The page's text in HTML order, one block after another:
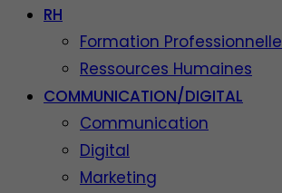
RH
Formation Professionnelle
Ressources Humaines
COMMUNICATION/DIGITAL
Communication
Digital
Marketing